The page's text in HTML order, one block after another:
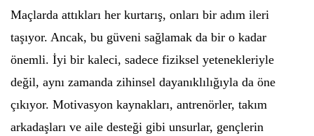
Maçlarda attıkları her kurtarış, onları bir adım ileri
taşıyor. Ancak, bu güveni sağlamak da bir o kadar
önemli. İyi bir kaleci, sadece fiziksel yetenekleriyle
değil, aynı zamanda zihinsel dayanıklılığıyla da öne
çıkıyor. Motivasyon kaynakları, antrenörler, takım
arkadaşları ve aile desteği gibi unsurlar, gençlerin